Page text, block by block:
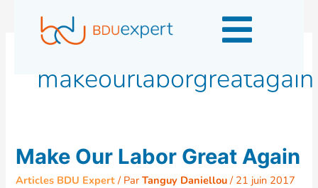
makeourlaborgreatagain
Make Our Labor Great Again
Articles BDU Expert / ParTanguy Daniellou/ 21 juin 2017
Make
Our
Labor